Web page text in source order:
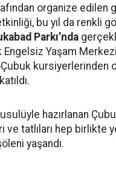
organize edilen
bu yıl da renkli
Parkı’nda
Engelsiz Yaşam
kursiyerlerinden
hazırlanan
ve tatlıları hep birlikte
yaşandı.